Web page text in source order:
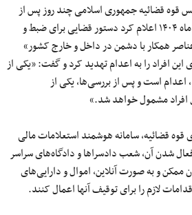
قوه قضائیه جمهوری اسلامی چند روز پس از
آغاز جنگ در هفته دوم اسفندماه ۱۴۰۴ اعلام کرد دستور قضایی برای ضبط و
همکار با دشمن در داخل و خارج کشور»
افراد را به اعدام تهدید کرد و گفت: «یکی از
اعدام است و پس از بررسی‌ها، یکی از
افراد مشمول خواهد شد.»
قضائیه، سامانه هوشمند استعلامات مالی
شدن آن، شعب دادسراها و دادگاه‌های سراسر
ممکن و به‌ صورت آنلاین، اموال و دارایی‌های
لازم را برای توقیف آنها اعمال کنند.